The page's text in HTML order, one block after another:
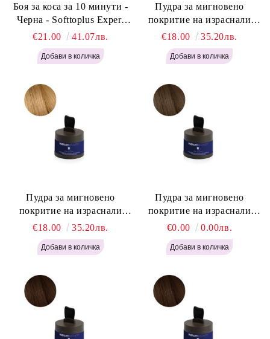
Боя за коса за 10 минути -
Черна - Softtoplus Expert
Woman Black 400мл
€21.00 41.07лв.
Пудра за мигновено
покритие на израснали
корени Светло Русо - Labor
Pro Instant Retouch Powder -
Light Blonde H646
€18.00 35.20лв.
Пудра за мигновено
покритие на израснали
корени Русо - Labor Pro
Instant Retouch Powder -
Blonde H645
€18.00 35.20лв.
Пудра за мигновено
покритие на израснали
корени Светло Кафяво -
Labor Pro Instant Retouch
Powder - Light Brown H644
€0.00 0.00лв.